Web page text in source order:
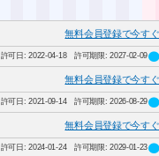
無料会員登録で今す
許可日: 2022-04-18 許可期限: 2027-02-09circle
無料会員登録で今す
許可日: 2021-09-14 許可期限: 2026-08-29circle
無料会員登録で今す
許可日: 2024-01-24 許可期限: 2029-01-23circle